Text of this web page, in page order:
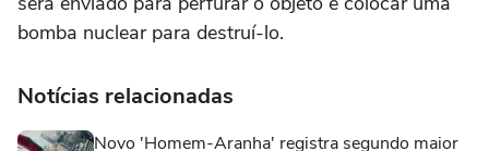
bomba nuclear para destruí-lo.
Notícias relacionadas
Novo 'Homem-Aranha' registra segundo maior